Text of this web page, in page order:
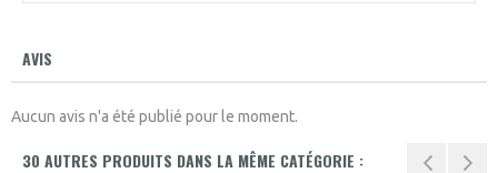
AVIS
Aucun avis n'a été publié pour le moment.
30 AUTRES PRODUITS DANS LA MÊME CATÉGORIE :